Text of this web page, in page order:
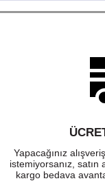
Yapacağınız
istemiyorsanız, satın
kargo bedava